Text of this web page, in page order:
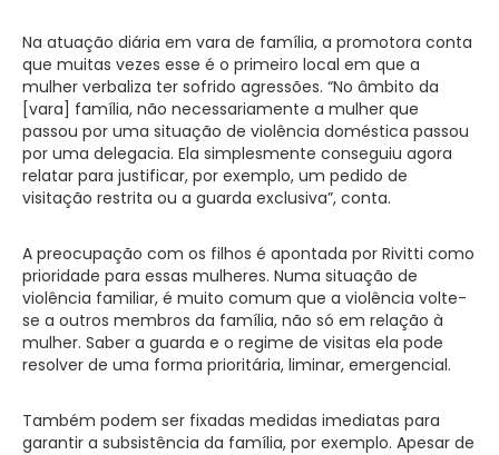
Na atuação diária em vara de família, a promotora conta
que muitas vezes esse é o primeiro local em que a
mulher verbaliza ter sofrido agressões. “No âmbito da
[vara] família, não necessariamente a mulher que
passou por uma situação de violência doméstica passou
por uma delegacia. Ela simplesmente conseguiu agora
relatar para justificar, por exemplo, um pedido de
visitação restrita ou a guarda exclusiva”, conta.
A preocupação com os filhos é apontada por Rivitti como
prioridade para essas mulheres. Numa situação de
violência familiar, é muito comum que a violência volte-
se a outros membros da família, não só em relação à
mulher. Saber a guarda e o regime de visitas ela pode
resolver de uma forma prioritária, liminar, emergencial.
Também podem ser fixadas medidas imediatas para
garantir a subsistência da família, por exemplo. Apesar de